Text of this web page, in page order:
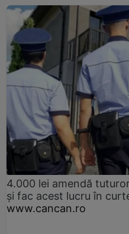
4.000 lei amendă
și fac acest lucru în
www.cancan.ro